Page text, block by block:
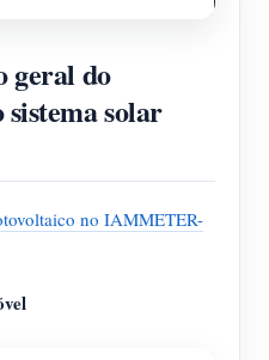
geral do
solar
no IAMMETER-